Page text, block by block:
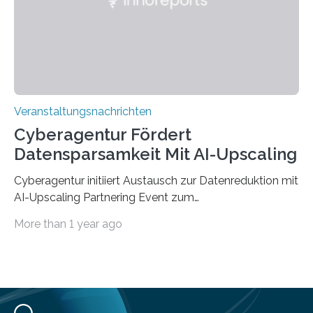
Veranstaltungsnachrichten
Cyberagentur Fördert
Datensparsamkeit Mit AI-Upscaling
Cyberagentur initiiert Austausch zur Datenreduktion mit
AI-Upscaling Partnering Event zum
innovative DatenverarbeitungDie Agentur für
Entwicklung von Technologien zur gezielten
More than 1 year ago